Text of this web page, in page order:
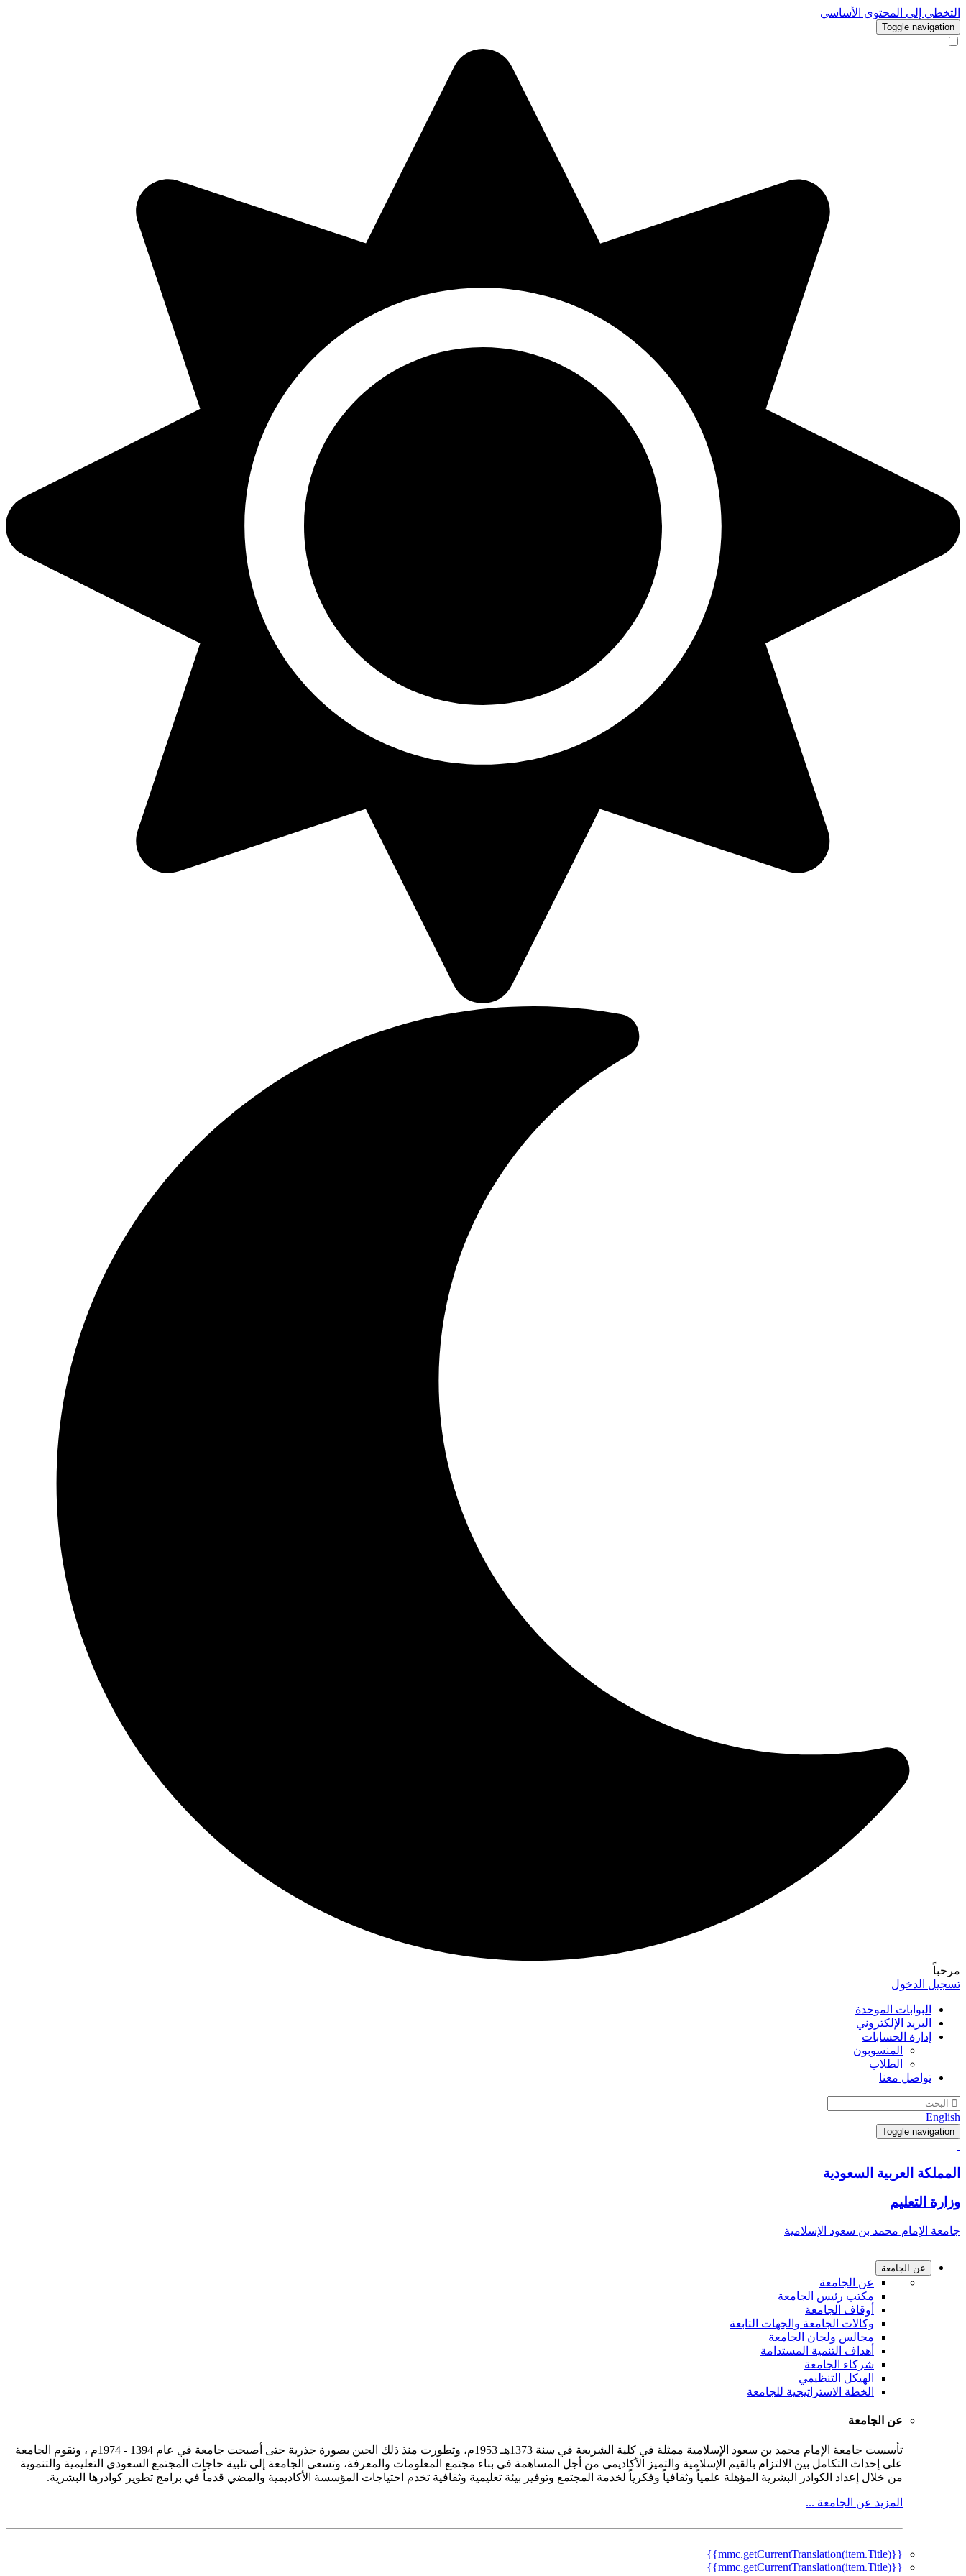
التخطي إلى المحتوى الأساسي
Toggle navigation
مرحباً
تسجيل الدخول
البوابات الموحدة
البريد الإلكتروني
إدارة الحسابات
المنسوبون
الطلاب
تواصل معنا
English
Toggle navigation
المملكة العربية السعودية
وزارة التعليم
جامعة الإمام محمد بن سعود الإسلامية
عن الجامعة
عن الجامعة
مكتب رئيس الجامعة
أوقاف الجامعة
وكالات الجامعة والجهات التابعة
مجالس ولجان الجامعة
أهداف التنمية المستدامة
شركاء الجامعة
الهيكل التنظيمي
الخطة الاستراتيجية للجامعة
عن الجامعة
تأسست جامعة الإمام محمد بن سعود الإسلامية ممثلة في كلية الشريعة في سنة 1373هـ 1953م، وتطورت منذ ذلك الحين بصورة جذرية حتى أصبحت جامعة في عام 1394 - 1974م ، وتقوم الجامعة
على إحداث التكامل بين الالتزام بالقيم الإسلامية والتميز الأكاديمي من أجل المساهمة في بناء مجتمع المعلومات والمعرفة، وتسعى الجامعة إلى تلبية حاجات المجتمع السعودي التعليمية والتنموية
من خلال إعداد الكوادر البشرية المؤهلة علمياً وثقافياً وفكرياً لخدمة المجتمع وتوفير بيئة تعليمية وثقافية تخدم احتياجات المؤسسة الأكاديمية والمضي قدماً في برامج تطوير كوادرها البشرية.
المزيد عن الجامعة ...
{{mmc.getCurrentTranslation(item.Title)}}
{{mmc.getCurrentTranslation(item.Title)}}